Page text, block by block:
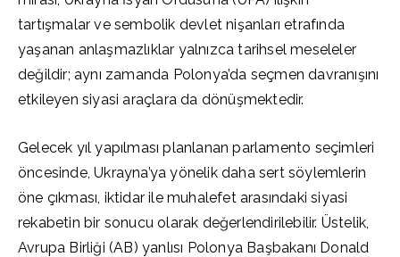
tartışmalar ve sembolik devlet nişanları etrafında
yaşanan anlaşmazlıklar yalnızca tarihsel meseleler
değildir; aynı zamanda Polonya’da seçmen davranışını
etkileyen siyasi araçlara da dönüşmektedir.
Gelecek yıl yapılması planlanan parlamento seçimleri
öncesinde, Ukrayna’ya yönelik daha sert söylemlerin
öne çıkması, iktidar ile muhalefet arasındaki siyasi
rekabetin bir sonucu olarak değerlendirilebilir. Üstelik,
Avrupa Birliği (AB) yanlısı Polonya Başbakanı Donald